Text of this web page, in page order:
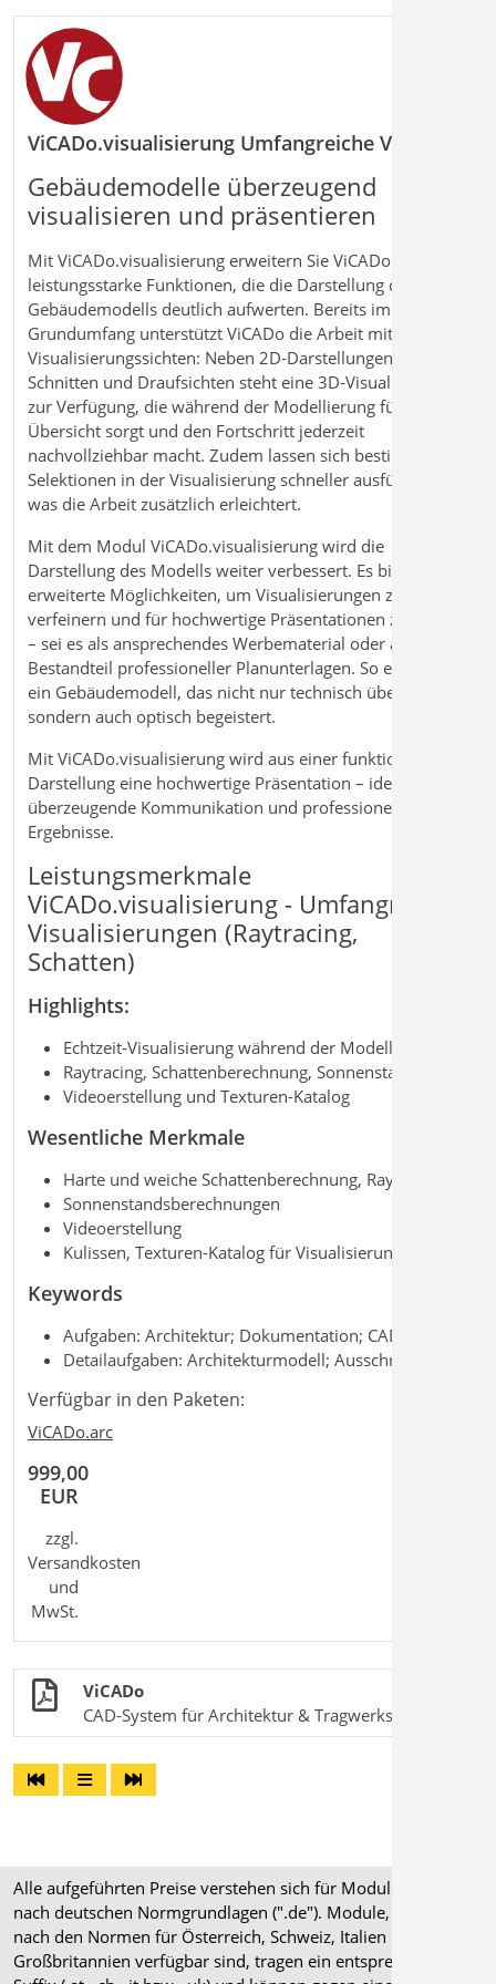
ViCADo.visualisierung Umfangreiche
Gebäudemodelle überzeugend
visualisieren und präsentieren
Mit ViCADo.visualisierung erweitern Sie ViCADo um
leistungsstarke Funktionen, die die Darstellung des
Gebäudemodells deutlich aufwerten. Bereits im
Grundumfang unterstützt ViCADo die Arbeit mit
Visualisierungssichten: Neben 2D‑Darstellungen wie
Schnitten und Draufsichten steht eine 3D‑Visualisierung
zur Verfügung, die während der Modellierung für
Übersicht sorgt und den Fortschritt jederzeit
nachvollziehbar macht. Zudem lassen sich bestimmte
Selektionen in der Visualisierung schneller ausführen,
was die Arbeit zusätzlich erleichtert.
Mit dem Modul ViCADo.visualisierung wird die
Darstellung des Modells weiter verbessert. Es bietet
erweiterte Möglichkeiten, um Visualisierungen zu
verfeinern und für hochwertige Präsentationen zu nutzen
– sei es als ansprechendes Werbematerial oder als
Bestandteil professioneller Planunterlagen. So entsteht
ein Gebäudemodell, das nicht nur technisch überzeugt,
sondern auch optisch begeistert.
Mit ViCADo.visualisierung wird aus einer funktionalen
Darstellung eine hochwertige Präsentation – ideal für
überzeugende Kommunikation und professionelle
Ergebnisse.
Leistungsmerkmale
ViCADo.visualisierung - Umfangreiche
Visualisierungen (Raytracing,
Schatten)
Highlights:
Echtzeit-Visualisierung während der Modellierung
Raytracing, Schattenberechnung, Sonnenstand
Videoerstellung und Texturen-Katalog
Wesentliche Merkmale
Harte und weiche Schattenberechnung, Raytracing
Sonnenstandsberechnungen
Videoerstellung
Kulissen, Texturen-Katalog für Visualisierung
Keywords
Aufgaben: Architektur; Dokumentation; CAD
Detailaufgaben: Architekturmodell; Ausschreibung
Verfügbar in den Paketen:
ViCADo.arc
999,00
EUR
zzgl.
Versandkosten
und
MwSt.
ViCADo
CAD-System für Architektur & Tragwerksplanung
Alle aufgeführten Preise verstehen sich für Module/Pakete
nach deutschen Normgrundlagen (".de"). Module, die auch
nach den Normen für Österreich, Schweiz, Italien und
Großbritannien verfügbar sind, tragen ein entsprechendes